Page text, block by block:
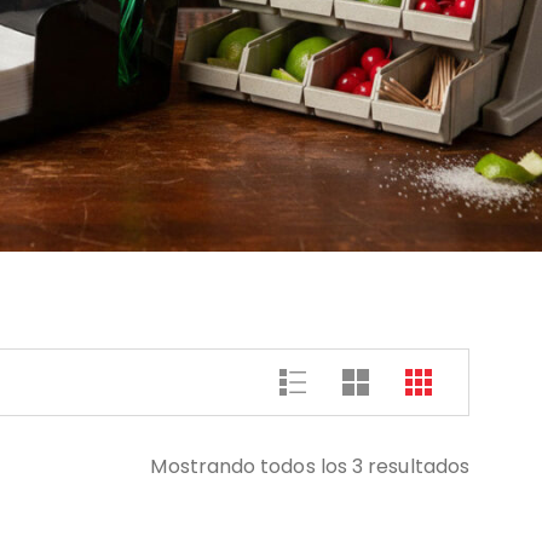
Mostrando todos los 3 resultados